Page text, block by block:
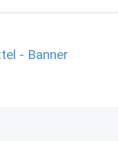
- Banner